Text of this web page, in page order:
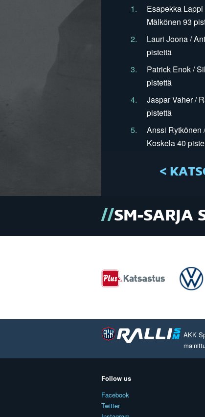
1.
Esapekka Lappi
Mälkönen 93
2.
Lauri Joona /
pistettä
3.
Patrick Enok /
pistettä
4.
Jaspar Vaher /
pistettä
5.
Anssi Rytkönen
Koskela 40
<
SM-SARJA
AKK
Follow us
Facebook
Twitter